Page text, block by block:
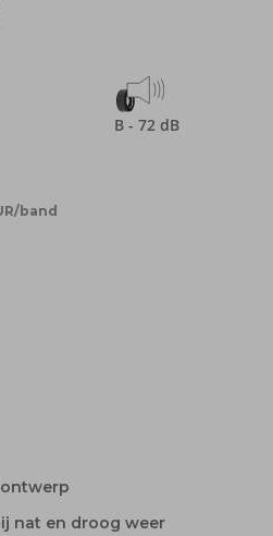
B - 72 dB
band
nat en droog weer